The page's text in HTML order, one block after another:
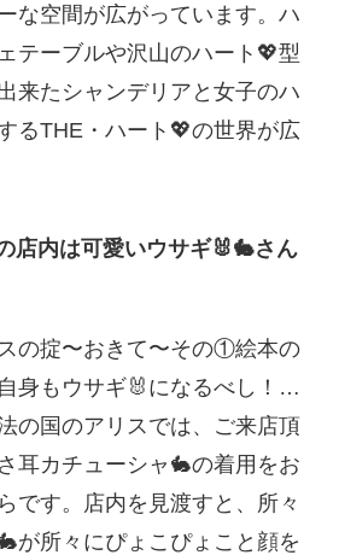
な空間が広がっています。ハ
テーブルや沢山のハート💖型
来たシャンデリアと女子のハ
るTHE・ハート💖の世界が広
店内は可愛いウサギ🐰🐇さん
の掟〜おきて〜その①絵本の
身もウサギ🐰になるべし！…
の国のアリスでは、ご来店頂
耳カチューシャ🐇の着用をお
です。店内を見渡すと、所々
が所々にぴょこぴょこと顔を